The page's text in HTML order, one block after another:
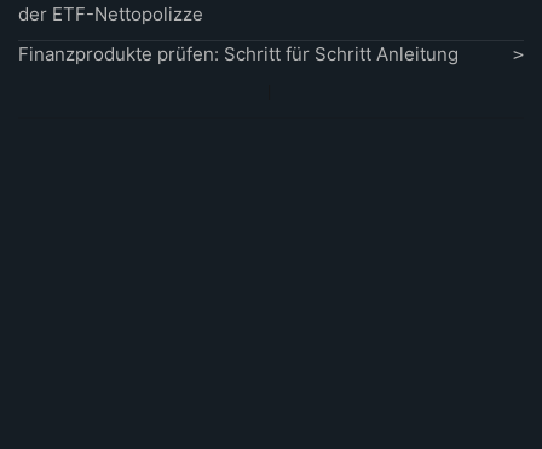
der ETF-Nettopolizze
Finanzprodukte prüfen: Schritt für Schritt Anleitung